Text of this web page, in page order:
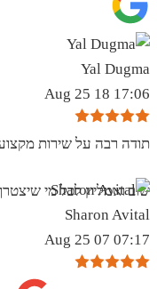
Yal Dugma
17:06 18 Aug 25
תודה רבה על שירות
שוב ואמליץ לכל מי
Sharon Avital
07:17 07 Aug 25